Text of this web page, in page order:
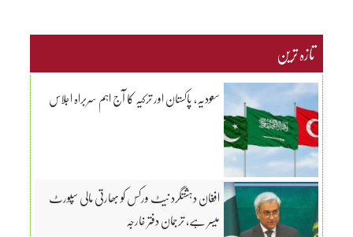
تازہ ترین
سعودیہ، پاکستان اور ترکیہ کا آج اہم سربراہ اجلاس
افغان دہشتگرد نیٹ ورکس کو بھارتی مالی سپورٹ
میسر ہے، ترجمان دفتر خارجہ